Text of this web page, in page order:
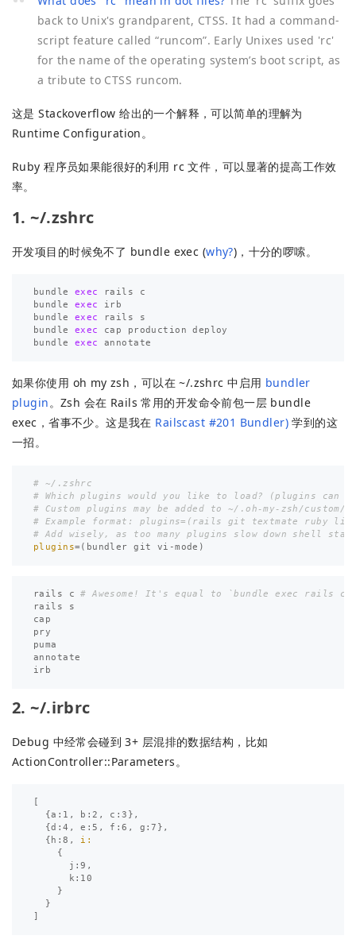
back to Unix's grandparent, CTSS. It had a command-
script feature called “runcom”. Early Unixes used 'rc'
for the name of the operating system’s boot script, as
a tribute to CTSS runcom.
这是 Stackoverflow 给出的一个解释，可以简单的理解为
Runtime Configuration。
Ruby 程序员如果能很好的利用 rc 文件，可以显著的提高工作效
率。
1. ~/.zshrc
开发项目的时候免不了 bundle exec (why?)，十分的啰嗦。
bundle exec rails
c
bundle
exec
irb
bundle
exec rails
s
bundle
exec cap production
deploy
bundle
exec annotate
如果你使用 oh my zsh，可以在 ~/.zshrc 中启用 bundler
plugin。Zsh 会在 Rails 常用的开发命令前包一层 bundle
exec，省事不少。这是我在 Railscast #201 Bundler)学到的这
一招。
# ~/.zshrc
# Which plugins would you like to load? (plugins can
# Custom plugins may be added to ~/.oh-my-zsh/custom/
# Example format: plugins=(rails git textmate ruby
# Add wisely, as too many plugins slow down shell
plugins=( bundler git vi-mode )
rails c
# Awesome! It's equal to `bundle exec rails
rails
s
cap
pry
puma
annotate
irb
2. ~/.irbrc
Debug 中经常会碰到 3+ 层混排的数据结构，比如
ActionController::Parameters。
{a : 1 , b :2 , c :3 },
{d :4 , e :5 , f :6 , g :7 },
{ h :8 ,
i:
{
j :9 ,
k : 10
}
}